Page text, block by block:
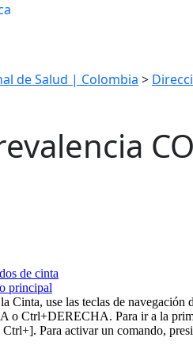
de Salud | Colombia >